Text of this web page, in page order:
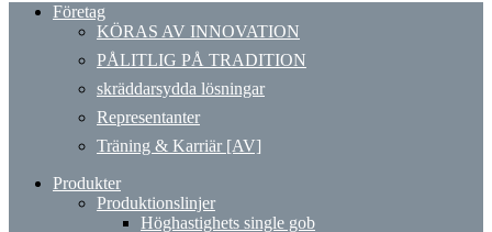
Företag
KÖRAS AV INNOVATION
PÅLITLIG PÅ TRADITION
skräddarsydda lösningar
Representanter
Träning & Karriär [AV]
Produkter
Produktionslinjer
Höghastighets single gob